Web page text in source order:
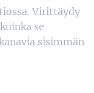
Virittäydy
se
sisimmän